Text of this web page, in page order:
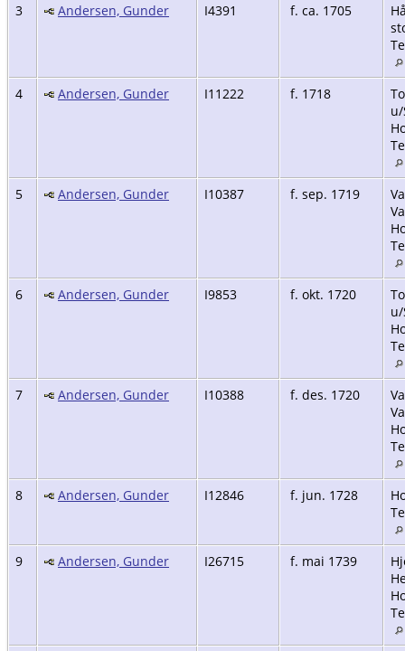
3 Andersen, Gunder I4391 f. ca. 1705
4 Andersen, Gunder I11222 f. 1718
u/
5 Andersen, Gunder I10387 f. sep. 1719
6 Andersen, Gunder I9853 f. okt. 1720
u/
7 Andersen, Gunder I10388 f. des. 1720
8 Andersen, Gunder I12846 f. jun. 1728
9 Andersen, Gunder I26715 f. mai 1739